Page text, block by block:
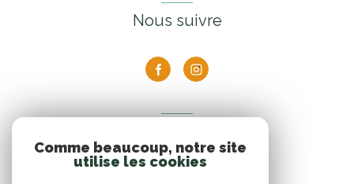
Nous suivre
Nous adhérons
Comme beaucoup, notre site
utilise les cookies